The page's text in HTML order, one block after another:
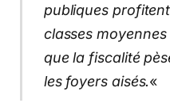
publiques
classes
que la fiscalité
les foyers aisés.«